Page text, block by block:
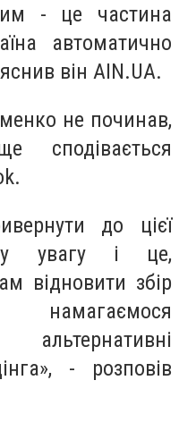
- це частина
автоматично
він AIN.UA.
не починав,
до цієї
увагу і це,
відновити збір
- розповів